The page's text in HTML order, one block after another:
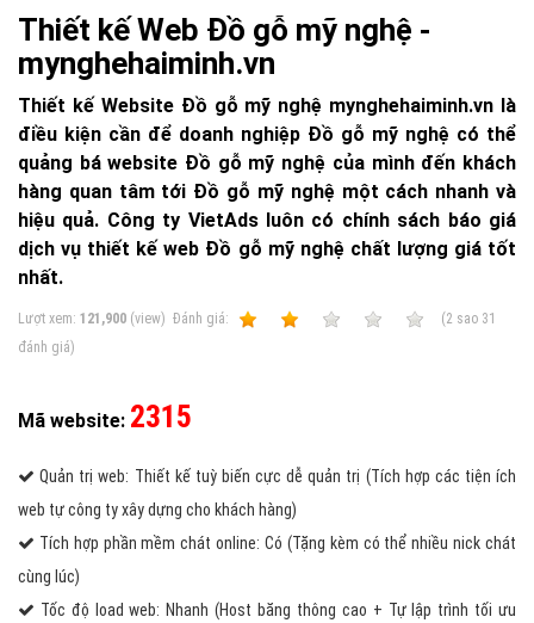
Thiết kế Web Đồ gỗ mỹ nghệ -
mynghehaiminh.vn
Thiết kế Website Đồ gỗ mỹ nghệ mynghehaiminh.vn là
điều kiện cần để doanh nghiệp Đồ gỗ mỹ nghệ có thể
quảng bá website Đồ gỗ mỹ nghệ của mình đến khách
hàng quan tâm tới Đồ gỗ mỹ nghệ một cách nhanh và
hiệu quả. Công ty VietAds luôn có chính sách báo giá
dịch vụ thiết kế web Đồ gỗ mỹ nghệ chất lượng giá tốt
nhất.
Lượt xem: 121,900 (view) Ðánh giá: (2 sao 31
đánh giá)
Mã website: 2315
Quản trị web: Thiết kế tuỳ biến cực dễ quản trị (Tích hợp các tiện ích
web tự công ty xây dựng cho khách hàng)
Tích hợp phần mềm chát online: Có (Tặng kèm có thể nhiều nick chát
cùng lúc)
Tốc độ load web: Nhanh (Host băng thông cao + Tự lập trình tối ưu